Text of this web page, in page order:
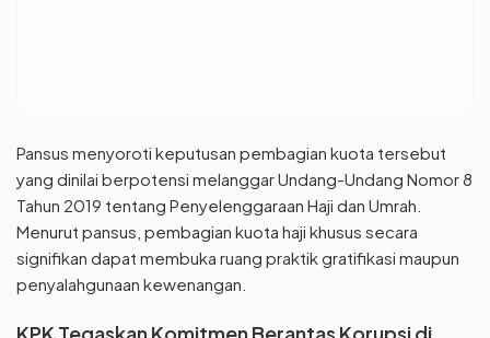
Pansus menyoroti keputusan pembagian kuota tersebut
yang dinilai berpotensi melanggar Undang-Undang Nomor 8
Tahun 2019 tentang Penyelenggaraan Haji dan Umrah.
Menurut pansus, pembagian kuota haji khusus secara
signifikan dapat membuka ruang praktik gratifikasi maupun
penyalahgunaan kewenangan.